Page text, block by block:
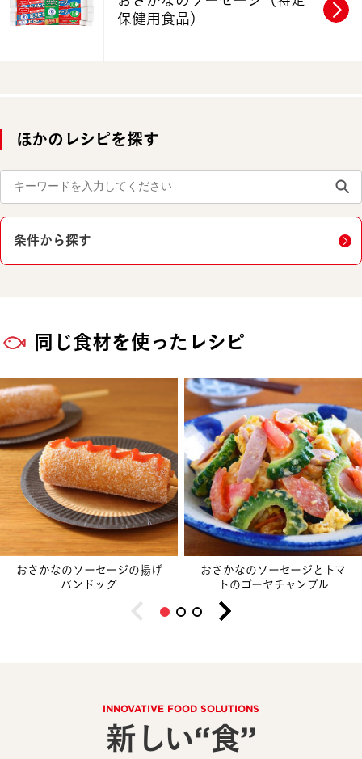
保健用食品）
ほかのレシピを探す
条件から探す
同じ食材を使ったレシピ
おさかなのソーセージの揚げ
パンドッグ
おさかなのソーセージとトマ
トのゴーヤチャンプル
INNOVATIVE FOOD SOLUTIONS
新しい“食”